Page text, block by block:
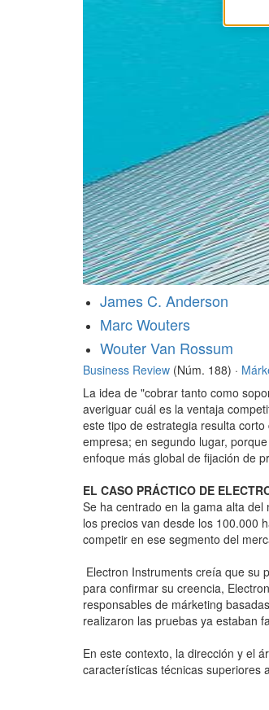
James C. Anderson
Marc Wouters
Wouter Van Rossum
Business Review (Núm. 188) ·
La idea de "cobrar tanto como
averiguar cuál es la ventaja
este tipo de estrategia resulta
empresa; en segundo lugar,
enfoque más global de fijación de
EL CASO PRÁCTICO DE
Se ha centrado en la gama alta
los precios van desde los 100.000
competir en ese segmento del
Electron Instruments creía que su
para confirmar su creencia,
responsables de márketing
realizaron las pruebas ya estaban
En este contexto, la dirección y el
características técnicas superiores